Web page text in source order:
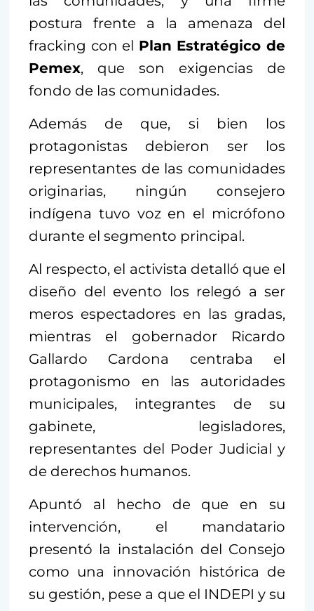
postura frente a la amenaza del
fracking con el Plan Estratégico de
Pemex, que son exigencias de
fondo de las comunidades.
Además de que, si bien los
protagonistas debieron ser los
representantes de las comunidades
originarias, ningún consejero
indígena tuvo voz en el micrófono
durante el segmento principal.
Al respecto, el activista detalló que el
diseño del evento los relegó a ser
meros espectadores en las gradas,
mientras el gobernador Ricardo
Gallardo Cardona centraba el
protagonismo en las autoridades
municipales, integrantes de su
gabinete, legisladores,
representantes del Poder Judicial y
de derechos humanos.
Apuntó al hecho de que en su
intervención, el mandatario
presentó la instalación del Consejo
como una innovación histórica de
su gestión, pese a que el INDEPI y su